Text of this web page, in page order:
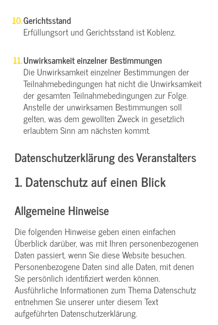
Gerichtsstand
Erfüllungsort und Gerichtsstand ist Koblenz.
Unwirksamkeit einzelner Bestimmungen
Die Unwirksamkeit einzelner Bestimmungen der
Teilnahmebedingungen hat nicht die Unwirksamkeit
der gesamten Teilnahmebedingungen zur Folge.
Anstelle der unwirksamen Bestimmungen soll
gelten, was dem gewollten Zweck in gesetzlich
erlaubtem Sinn am nächsten kommt.
Datenschutzerklärung des Veranstalters
1. Datenschutz auf einen Blick
Allgemeine Hinweise
Die folgenden Hinweise geben einen einfachen
Überblick darüber, was mit Ihren personenbezogenen
Daten passiert, wenn Sie diese Website besuchen.
Personenbezogene Daten sind alle Daten, mit denen
Sie persönlich identifiziert werden können.
Ausführliche Informationen zum Thema Datenschutz
entnehmen Sie unserer unter diesem Text
aufgeführten Datenschutzerklärung.